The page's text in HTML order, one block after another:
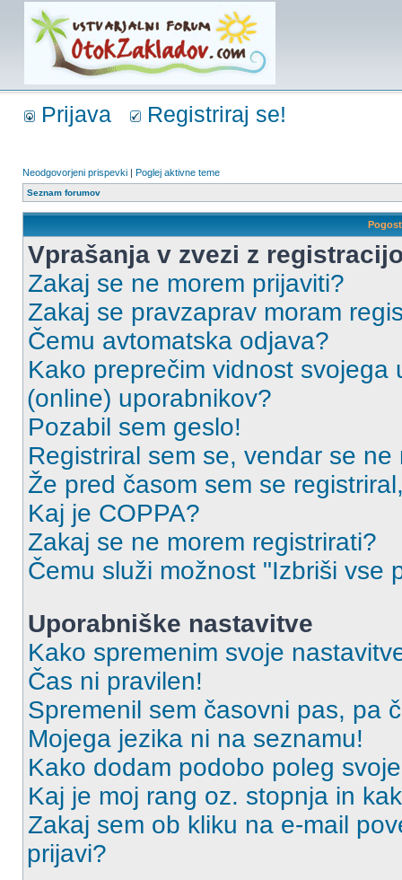
Prijava Registriraj se!
Neodgovorjeni prispevki | Poglej aktivne teme
Seznam forumov
Vprašanja v zvezi z
Zakaj se ne morem prijaviti?
Zakaj se pravzaprav moram
Čemu avtomatska odjava?
Kako preprečim vidnost
(online) uporabnikov?
Pozabil sem geslo!
Registriral sem se, vendar se ne
Že pred časom sem se
Kaj je COPPA?
Zakaj se ne morem registrirati?
Čemu služi možnost "Izbriši vse
Uporabniške nastavitve
Kako spremenim svoje
Čas ni pravilen!
Spremenil sem časovni pas, pa
Mojega jezika ni na seznamu!
Kako dodam podobo poleg
Kaj je moj rang oz. stopnja in
Zakaj sem ob kliku na e-mail
prijavi?